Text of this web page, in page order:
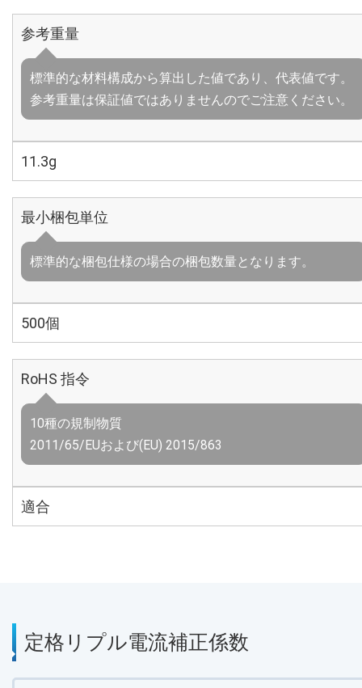
参考重量
標準的な材料構成から算出した値であり、代表値です。
参考重量は保証値ではありませんのでご注意ください。
11.3g
最小梱包単位
標準的な梱包仕様の場合の梱包数量となります。
500個
RoHS 指令
10種の規制物質
2011/65/EUおよび(EU) 2015/863
適合
定格リプル電流補正係数